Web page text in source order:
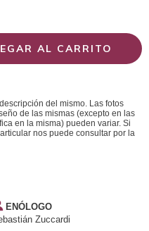
del mismo. Las fotos
de las mismas (excepto en las
en la misma) pueden variar. Si
nos puede consultar por la
ENÓLOGO
Zuccardi